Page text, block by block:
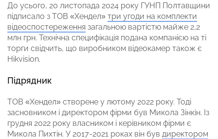
До усього, 20 листопада 2024 року ГУНП Полтавщини
підписало з ТОВ «Хендел» три угоди на комплекти
відеоспостереження загальною вартістю майже 2,2
млн грн. Технічна специфікація подана компанією на ті
торги свідчить, що виробником відеокамер також є
Hikvision.
Підрядник
ТОВ «Хендел» створене у лютому 2022 року. Тоді
засновником і директором фірми був Микола Зінкін. Із
грудня 2022 року власником і керівником фірми є
Микола Пихтін. У 2017-2021 роках він був директором